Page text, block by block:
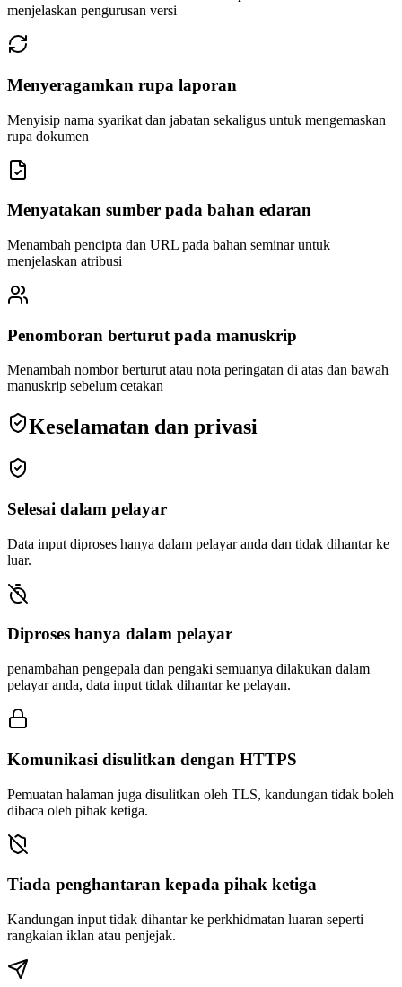
menjelaskan pengurusan versi
Menyeragamkan rupa laporan
Menyisip nama syarikat dan jabatan sekaligus untuk mengemaskan
rupa dokumen
Menyatakan sumber pada bahan edaran
Menambah pencipta dan URL pada bahan seminar untuk
menjelaskan atribusi
Penomboran berturut pada manuskrip
Menambah nombor berturut atau nota peringatan di atas dan bawah
manuskrip sebelum cetakan
Keselamatan dan privasi
Selesai dalam pelayar
Data input diproses hanya dalam pelayar anda dan tidak dihantar ke
luar.
Diproses hanya dalam pelayar
penambahan pengepala dan pengaki semuanya dilakukan dalam
pelayar anda, data input tidak dihantar ke pelayan.
Komunikasi disulitkan dengan HTTPS
Pemuatan halaman juga disulitkan oleh TLS, kandungan tidak boleh
dibaca oleh pihak ketiga.
Tiada penghantaran kepada pihak ketiga
Kandungan input tidak dihantar ke perkhidmatan luaran seperti
rangkaian iklan atau penjejak.